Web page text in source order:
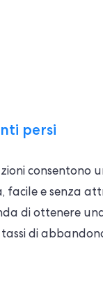
persi
consentono
facile e senza
di ottenere
tassi di